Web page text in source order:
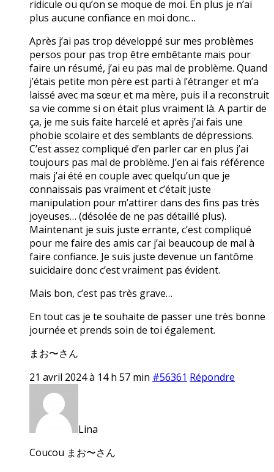
ridicule ou qu’on se moque de moi. En plus je n’ai
plus aucune confiance en moi donc…
Après j’ai pas trop développé sur mes problèmes
persos pour pas trop être embêtante mais pour
faire un résumé, j’ai eu pas mal de problème. Quand
j’étais petite mon père est parti à l’étranger et m’a
laissé avec ma sœur et ma mère, puis il a reconstruit
sa vie comme si on était plus vraiment là. A partir de
ça, je me suis faite harcelé et après j’ai fais une
phobie scolaire et des semblants de dépressions.
C’est assez compliqué d’en parler car en plus j’ai
toujours pas mal de problème. J’en ai fais référence
mais j’ai été en couple avec quelqu’un que je
connaissais pas vraiment et c’était juste
manipulation pour m’attirer dans des fins pas très
joyeuses… (désolée de ne pas détaillé plus).
Maintenant je suis juste errante, c’est compliqué
pour me faire des amis car j’ai beaucoup de mal à
faire confiance. Je suis juste devenue un fantôme
suicidaire donc c’est vraiment pas évident.
Mais bon, c’est pas très grave…
En tout cas je te souhaite de passer une très bonne
journée et prends soin de toi également.
まお〜さん
21 avril 2024 à 14 h 57 min #56361 Répondre
Lina
Coucou まお〜さん